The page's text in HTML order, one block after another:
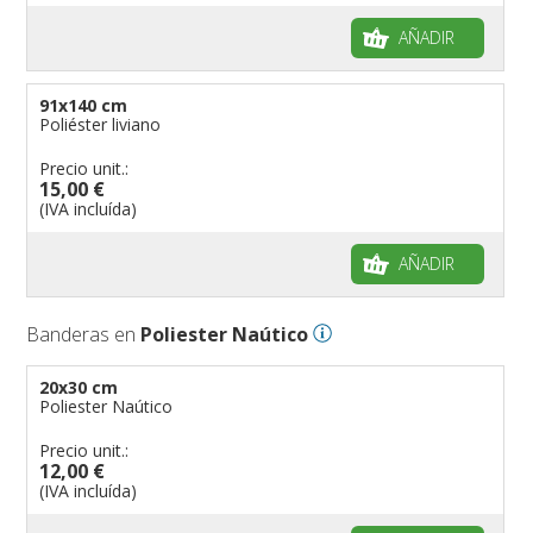
banderas para eventos
banderas para bicicletas
Banderas para tiendas
banderas para Palios
Banderas para embajadas
banderas para grupos musicales
Banderas para fiestas
Dimensiones de las banderas
AÑADIR
91x140 cm
Poliéster liviano
Precio unit.:
15,00 €
(IVA incluída)
AÑADIR
Banderas en Poliester Naútico
20x30 cm
Poliester Naútico
Precio unit.:
12,00 €
(IVA incluída)